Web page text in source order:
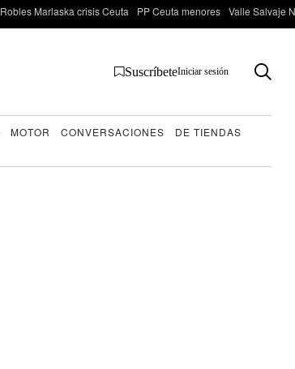
Robles Marlaska crisis Ceuta PP Ceuta menores Valle Salvaje
SuscríbeteIniciar sesión
MOTOR CONVERSACIONES
DE TIENDAS